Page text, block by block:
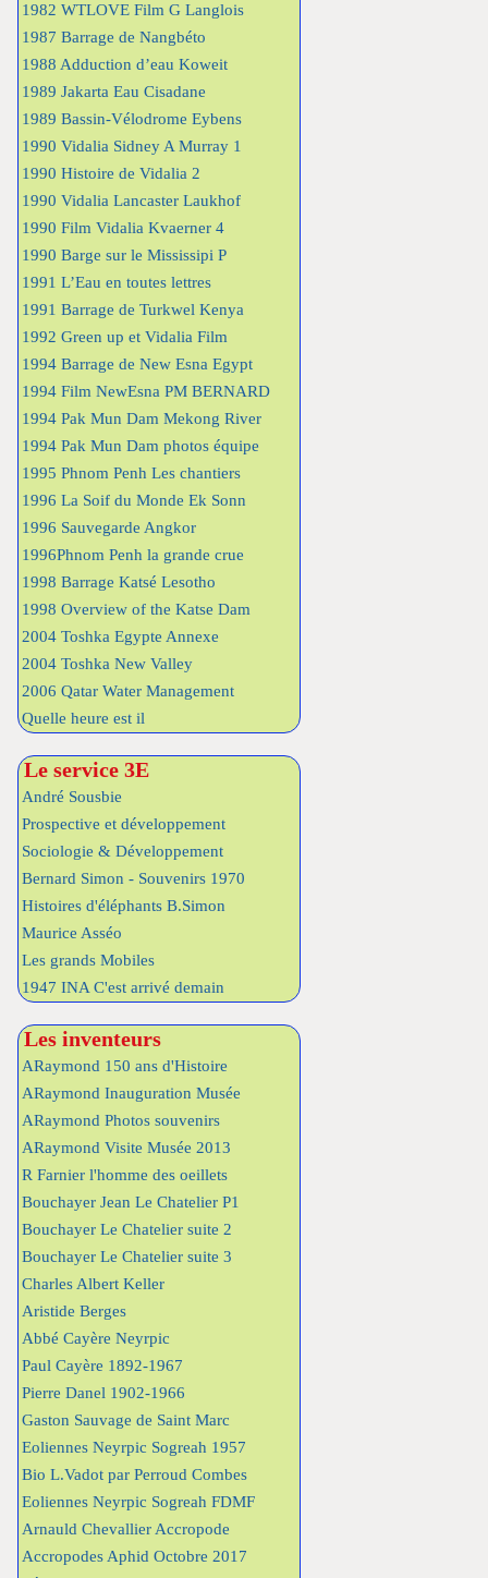
1982 WTLOVE Film G Langlois
1987 Barrage de Nangbéto
1988 Adduction d’eau Koweit
1989 Jakarta Eau Cisadane
1989 Bassin-Vélodrome Eybens
1990 Vidalia Sidney A Murray 1
1990 Histoire de Vidalia 2
1990 Vidalia Lancaster Laukhof
1990 Film Vidalia Kvaerner 4
1990 Barge sur le Mississipi P
1991 L’Eau en toutes lettres
1991 Barrage de Turkwel Kenya
1992 Green up et Vidalia Film
1994 Barrage de New Esna Egypt
1994 Film NewEsna PM BERNARD
1994 Pak Mun Dam Mekong River
1994 Pak Mun Dam photos équipe
1995 Phnom Penh Les chantiers
1996 La Soif du Monde Ek Sonn
1996 Sauvegarde Angkor
1996Phnom Penh la grande crue
1998 Barrage Katsé Lesotho
1998 Overview of the Katse Dam
2004 Toshka Egypte Annexe
2004 Toshka New Valley
2006 Qatar Water Management
Quelle heure est il
Le service 3E
André Sousbie
Prospective et développement
Sociologie & Développement
Bernard Simon - Souvenirs 1970
Histoires d'éléphants B.Simon
Maurice Asséo
Les grands Mobiles
1947 INA C'est arrivé demain
Les inventeurs
ARaymond 150 ans d'Histoire
ARaymond Inauguration Musée
ARaymond Photos souvenirs
ARaymond Visite Musée 2013
R Farnier l'homme des oeillets
Bouchayer Jean Le Chatelier P1
Bouchayer Le Chatelier suite 2
Bouchayer Le Chatelier suite 3
Charles Albert Keller
Aristide Berges
Abbé Cayère Neyrpic
Paul Cayère 1892-1967
Pierre Danel 1902-1966
Gaston Sauvage de Saint Marc
Eoliennes Neyrpic Sogreah 1957
Bio L.Vadot par Perroud Combes
Eoliennes Neyrpic Sogreah FDMF
Arnauld Chevallier Accropode
Accropodes Aphid Octobre 2017